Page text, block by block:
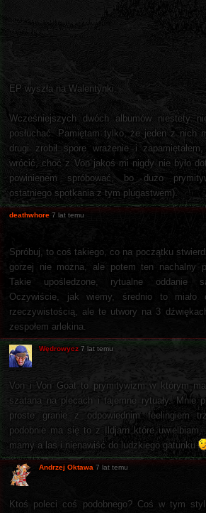
EP wyszła na Walentynki.
Wcześniejszych dwóch albumów niestety
posłuchać. Pamiętam tylko, że jeden z nich
drugi zrobił spore wrażenie i
wrócić, choć z Von jakoś mi nigdy nie było
powinienem spróbować, bo dużo
ostatniego spotkania z tym plugastwem).
deathwhore 7 lat temu
Spróbuj, to coś takiego, co na początku
gorzej nie można, ale potem ten nachalny
Takie upośledzone, rytualne oddanie
Oczywiście, jak wiemy, średnio to miało
rzeczywistością, ale te utwory na 3
zespołem arlekina.
Wędrowycz 7 lat temu
Von i Von Goat to prymitywizm w którym
szatana na plecach i tajemne rytuały. Mnie
proste granie z odpowiednim feelingiem
podobnie ma się to z Ildjarn które
mamy a las i nienawiść do ludzkiego gatunku
Andrzej Oktawa 7 lat temu
Ktoś poleci coś podobnego? Coś w tym